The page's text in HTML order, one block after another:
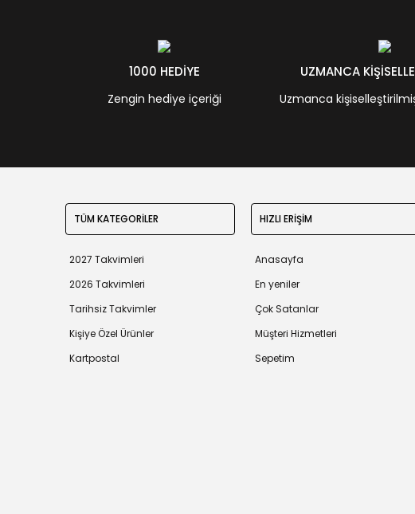
1000 HEDİYE
Zengin hediye içeriği
UZMANCA
Uzmanca
TÜM KATEGORİLER
2027 Takvimleri
2026 Takvimleri
Tarihsiz Takvimler
Kişiye Özel Ürünler
Kartpostal
HIZLI ERİŞİM
Anasayfa
En yeniler
Çok Satanlar
Müşteri Hizmetleri
Sepetim